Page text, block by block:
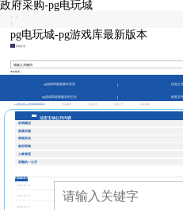
政府采购-pg电玩城
| |
|
pg电玩城-pg游戏库最新版本
征纳互动
本站热词：
pg游戏库最新版本首页 信息公开
pg游戏库最新版本的公告 政策文件
pg电玩城-pg游戏库最新版本 市县频道 五指山市 政府采购
法定主动公开内容
机构概况
政策法规
税收执法
政府采购
人事管理
双随机一公开
政府采购
2023-02-21
2022-01-13
2020-05-11